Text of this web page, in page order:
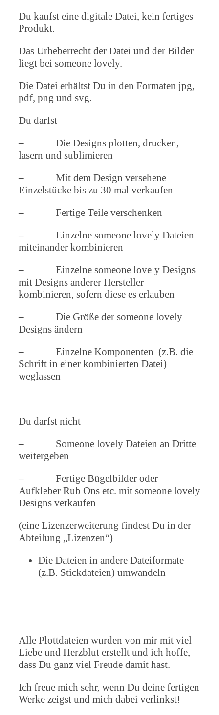
Du kaufst eine digitale Datei, kein fertiges
Produkt.
Das Urheberrecht der Datei und der Bilder
liegt bei someone lovely.
Die Datei erhältst Du in den Formaten jpg,
pdf, png und svg.
Du darfst
– Die Designs plotten, drucken,
lasern und sublimieren
– Mit dem Design versehene
Einzelstücke bis zu 30 mal verkaufen
– Fertige Teile verschenken
– Einzelne someone lovely Dateien
miteinander kombinieren
– Einzelne someone lovely Designs
mit Designs anderer Hersteller
kombinieren, sofern diese es erlauben
– Die Größe der someone lovely
Designs ändern
– Einzelne Komponenten (z.B. die
Schrift in einer kombinierten Datei)
weglassen
Du darfst nicht
– Someone lovely Dateien an Dritte
weitergeben
– Fertige Bügelbilder oder
Aufkleber Rub Ons etc. mit someone lovely
Designs verkaufen
(eine Lizenzerweiterung findest Du in der
Abteilung „Lizenzen“)
Die Dateien in andere Dateiformate
(z.B. Stickdateien) umwandeln
Alle Plottdateien wurden von mir mit viel
Liebe und Herzblut erstellt und ich hoffe,
dass Du ganz viel Freude damit hast.
Ich freue mich sehr, wenn Du deine fertigen
Werke zeigst und mich dabei verlinkst!